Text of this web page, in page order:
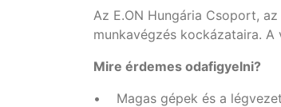
Az E.ON Hungária Csoport,
munkavégzés kockázataira.
Mire érdemes odafigyelni?
• Magas gépek és a